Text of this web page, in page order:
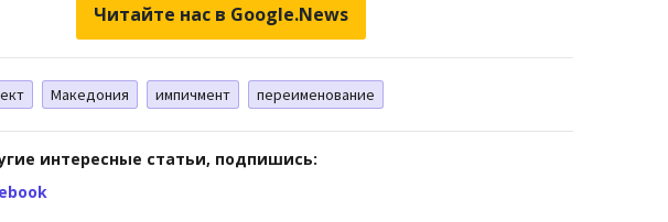
Читайте нас в Google.News
Македония импичмент переименование
интересные статьи, подпишись: